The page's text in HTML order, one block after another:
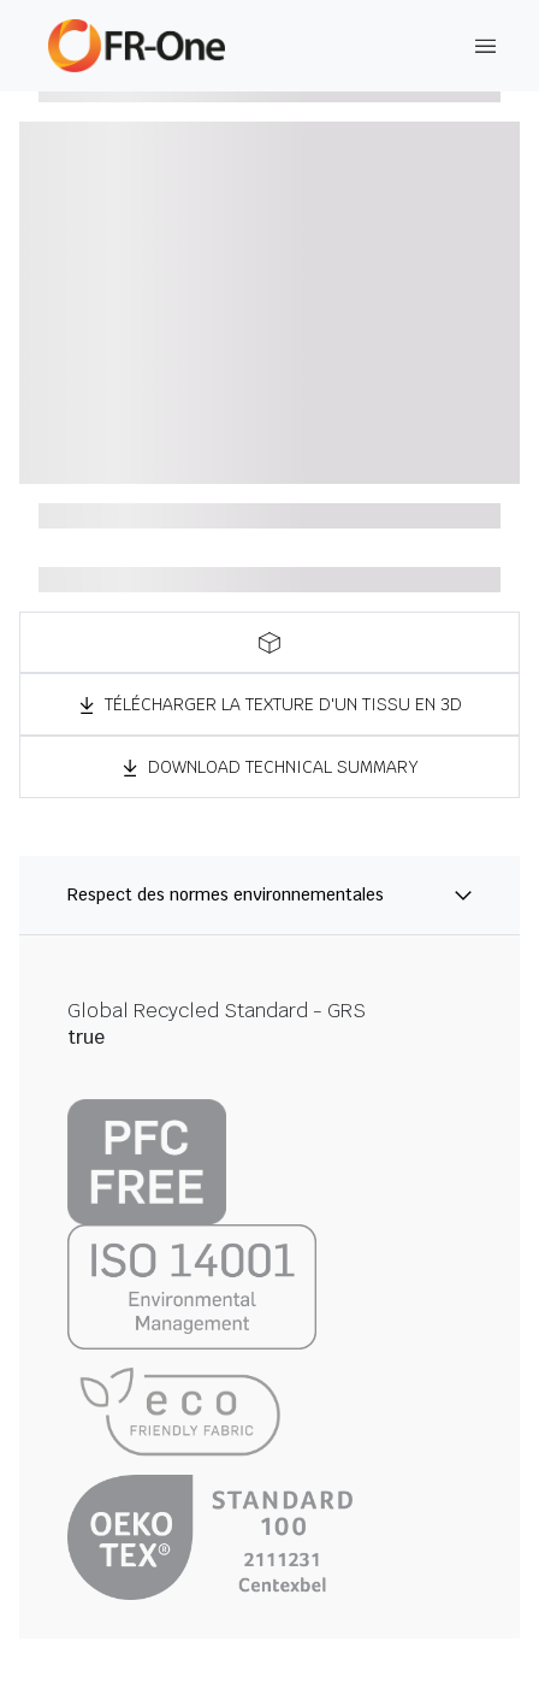
TÉLÉCHARGER LA TEXTURE D'UN TISSU EN 3D
DOWNLOAD TECHNICAL SUMMARY
Respect des normes environnementales
Global Recycled Standard - GRS
true